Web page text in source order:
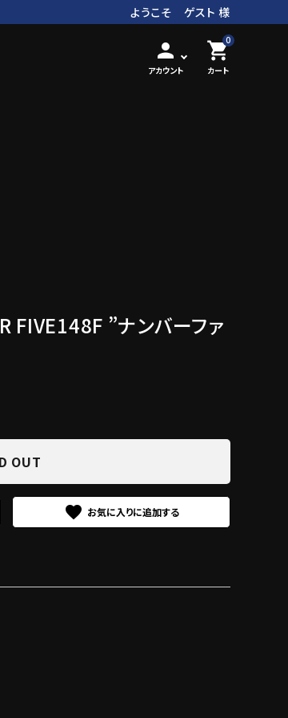
ようこそ ゲスト 様
person
アカウント
0
shopping_cart
カート
FIVE148F ”ナンバーファ
OUT
favorite